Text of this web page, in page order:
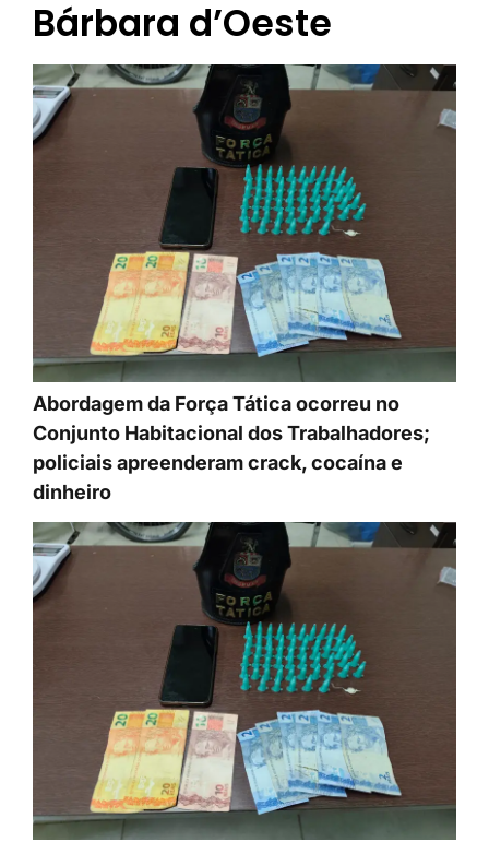
Bárbara d’Oeste
Abordagem da Força Tática ocorreu no
Conjunto Habitacional dos Trabalhadores;
policiais apreenderam crack, cocaína e
dinheiro